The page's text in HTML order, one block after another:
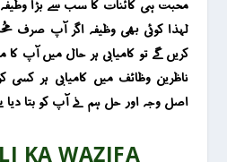
محبت ہی کائنات کا سب سے بڑا
لہذا کوئی بھی وظیفہ اگر آپ صرف
کریں گے تو کامیابی ہر حال میں آپ کا
ناظرین وظائف میں کامیابی ہر
اصل وجہ اور حل ہم نے آپ کو بتا دیا
KA WAZIFA